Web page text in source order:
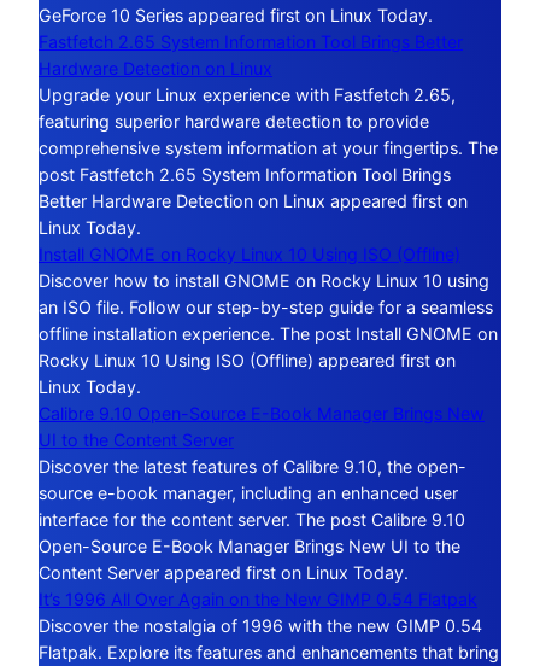
GeForce 10 Series appeared first on Linux Today.
Fastfetch 2.65 System Information Tool Brings Better
Hardware Detection on Linux
Upgrade your Linux experience with Fastfetch 2.65,
featuring superior hardware detection to provide
comprehensive system information at your fingertips. The
post Fastfetch 2.65 System Information Tool Brings
Better Hardware Detection on Linux appeared first on
Linux Today.
Install GNOME on Rocky Linux 10 Using ISO (Offline)
Discover how to install GNOME on Rocky Linux 10 using
an ISO file. Follow our step-by-step guide for a seamless
offline installation experience. The post Install GNOME on
Rocky Linux 10 Using ISO (Offline) appeared first on
Linux Today.
Calibre 9.10 Open-Source E-Book Manager Brings New
UI to the Content Server
Discover the latest features of Calibre 9.10, the open-
source e-book manager, including an enhanced user
interface for the content server. The post Calibre 9.10
Open-Source E-Book Manager Brings New UI to the
Content Server appeared first on Linux Today.
It’s 1996 All Over Again on the New GIMP 0.54 Flatpak
Discover the nostalgia of 1996 with the new GIMP 0.54
Flatpak. Explore its features and enhancements that bring